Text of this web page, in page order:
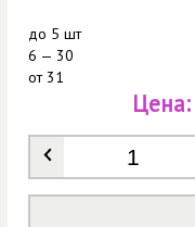
до 5 шт
6 — 30
от31
Количество
Цена: